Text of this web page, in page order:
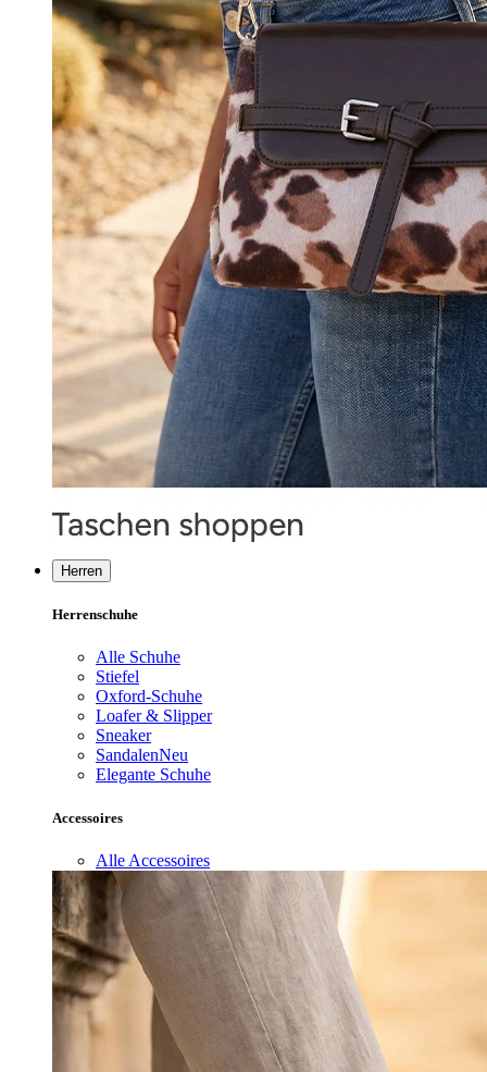
Herren
Herrenschuhe
Alle Schuhe
Stiefel
Oxford-Schuhe
Loafer & Slipper
Sneaker
SandalenNeu
Elegante Schuhe
Accessoires
Alle Accessoires